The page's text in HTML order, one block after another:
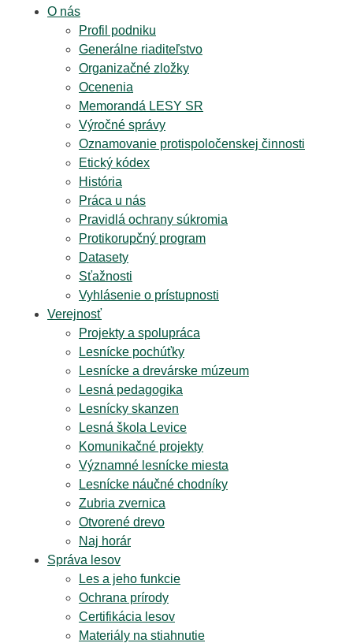
O nás
Profil podniku
Generálne riaditeľstvo
Organizačné zložky
Ocenenia
Memorandá LESY SR
Výročné správy
Oznamovanie protispoločenskej činnosti
Etický kódex
História
Práca u nás
Pravidlá ochrany súkromia
Protikorupčný program
Datasety
Sťažnosti
Vyhlásenie o prístupnosti
Verejnosť
Projekty a spolupráca
Lesnícke pochúťky
Lesnícke a drevárske múzeum
Lesná pedagogika
Lesnícky skanzen
Lesná škola Levice
Komunikačné projekty
Významné lesnícke miesta
Lesnícke náučné chodníky
Zubria zvernica
Otvorené drevo
Naj horár
Správa lesov
Les a jeho funkcie
Ochrana prírody
Certifikácia lesov
Materiály na stiahnutie